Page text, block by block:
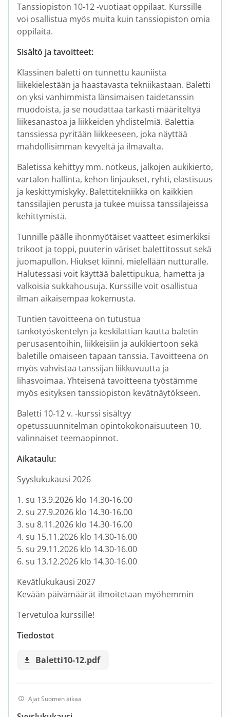
Tanssiopiston 10-12 -vuotiaat oppilaat. Kurssille
voi osallistua myös muita kuin tanssiopiston omia
oppilaita.
Sisältö ja tavoitteet:
Klassinen baletti on tunnettu kauniista
liikekielestään ja haastavasta tekniikastaan. Baletti
on yksi vanhimmista länsimaisen taidetanssin
muodoista, ja se noudattaa tarkasti määriteltyä
liikesanastoa ja liikkeiden yhdistelmiä. Balettia
tanssiessa pyritään liikkeeseen, joka näyttää
mahdollisimman kevyeltä ja ilmavalta.
Baletissa kehittyy mm. notkeus, jalkojen aukikierto,
vartalon hallinta, kehon linjaukset, ryhti, elastisuus
ja keskittymiskyky. Balettitekniikka on kaikkien
tanssilajien perusta ja tukee muissa tanssilajeissa
kehittymistä.
Tunnille päälle ihonmyötäiset vaatteet esimerkiksi
trikoot ja toppi, puuterin väriset balettitossut sekä
juomapullon. Hiukset kiinni, mielellään nutturalle.
Halutessasi voit käyttää balettipukua, hametta ja
valkoisia sukkahousuja. Kurssille voit osallistua
ilman aikaisempaa kokemusta.
Tuntien tavoitteena on tutustua
tankotyöskentelyn ja keskilattian kautta baletin
perusasentoihin, liikkeisiin ja aukikiertoon sekä
baletille omaiseen tapaan tanssia. Tavoitteena on
myös vahvistaa tanssijan liikkuvuutta ja
lihasvoimaa. Yhteisenä tavoitteena työstämme
myös esityksen tanssiopiston kevätnäytökseen.
Baletti 10-12 v. -kurssi sisältyy
opetussuunnitelman opintokokonaisuuteen 10,
valinnaiset teemaopinnot.
Aikataulu:
Syyslukukausi 2026
1. su 13.9.2026 klo 14.30-16.00
2. su 27.9.2026 klo 14.30-16.00
3. su 8.11.2026 klo 14.30-16.00
4. su 15.11.2026 klo 14.30-16.00
5. su 29.11.2026 klo 14.30-16.00
6. su 13.12.2026 klo 14.30-16.00
Kevätlukukausi 2027
Kevään päivämäärät ilmoitetaan myöhemmin
Tervetuloa kurssille!
Tiedostot
Baletti10-12.pdf
Ajat Suomen aikaa